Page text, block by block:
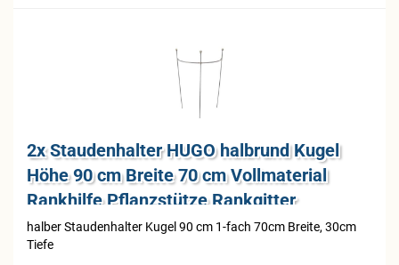
2x Stau­den­hal­ter HUGO halb­rund Kugel
Höhe 90 cm Brei­te 70 cm Voll­ma­te­ri­al
Rank­hil­fe Pflanz­stüt­ze Rank­git­ter
hal­ber Stau­den­hal­ter Kugel 90 cm 1-​fach 70cm Brei­te, 30cm
Tiefe